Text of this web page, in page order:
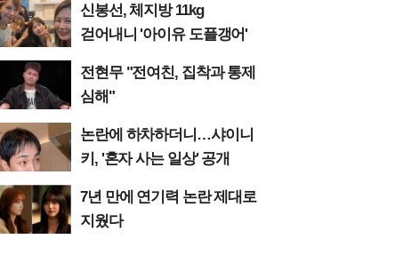
신봉선, 체지방 11kg
걷어내니 '아이유 도플갱어'
전현무 "전여친, 집착과 통제
심해"
논란에 하차하더니…샤이니
키, '혼자 사는 일상' 공개
7년 만에 연기력 논란 제대로
지웠다